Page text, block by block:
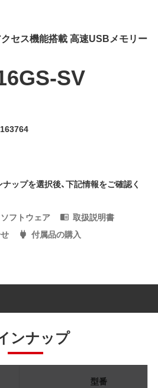
セス機能搭載 高速USBメモリー
SV
ップを選択後、下記情報をご確認く
ソフトウェア
取扱説明書
付属品の購入
ンナップ
型番